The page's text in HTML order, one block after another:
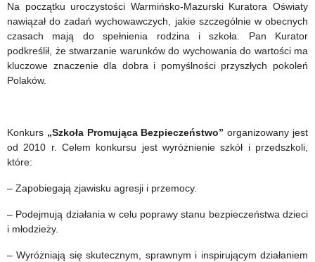
Na początku uroczystości Warmińsko-Mazurski Kuratora Oświaty
nawiązał do zadań wychowawczych, jakie szczególnie w obecnych
czasach mają do spełnienia rodzina i szkoła. Pan Kurator
podkreślił, że stwarzanie warunków do wychowania do wartości ma
kluczowe znaczenie dla dobra i pomyślności przyszłych pokoleń
Polaków.
Konkurs „Szkoła Promująca Bezpieczeństwo” organizowany jest
od 2010 r. Celem konkursu jest wyróżnienie szkół i przedszkoli,
które:
– Zapobiegają zjawisku agresji i przemocy.
– Podejmują działania w celu poprawy stanu bezpieczeństwa dzieci
i młodzieży.
– Wyróżniają się skutecznym, sprawnym i inspirującym działaniem